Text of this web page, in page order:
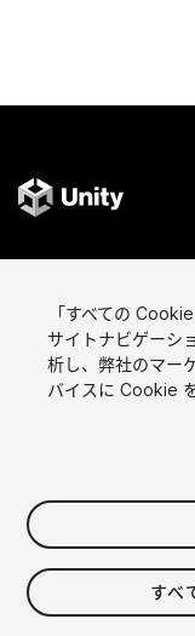
English
简体中文
한국어
アセットを見つける
最も人気のアセット
無料人気アセット
「すべての
サイトナビゲーシ
析し、弊社のマー
バイスに Cookie
すべ